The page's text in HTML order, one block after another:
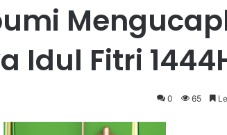
Idul Fitri
0 65